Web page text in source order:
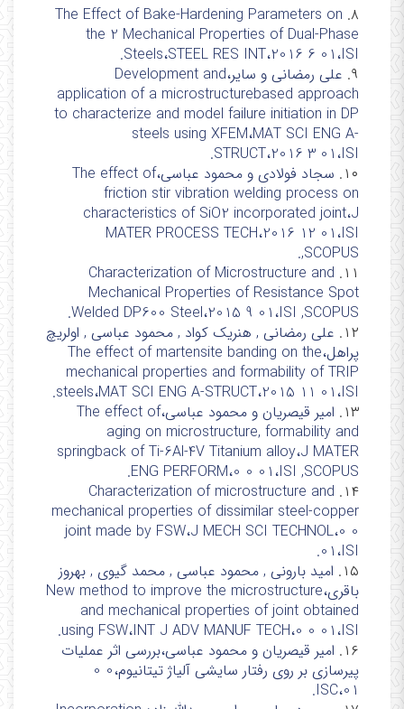
۸. The Effect of Bake-Hardening Parameters on
the 2 Mechanical Properties of Dual-Phase
Steels،STEEL RES INT،2016 6 01،ISI.
۹.
علی رمضانی و سایر،Development and
application of a microstructurebased approach
to characterize and model failure initiation in DP
steels using XFEM،MAT SCI ENG A-
STRUCT،2016 3 01،ISI.
۱۰.
سجاد فولادی و محمود عباسی،The effect of
friction stir vibration welding process on
characteristics of SiO2 incorporated joint،J
MATER PROCESS TECH،2016 12 01،ISI
,SCOPUS.
۱۱. Characterization of Microstructure and
Mechanical Properties of Resistance Spot
Welded DP600 Steel،2015 9 01،ISI ,SCOPUS.
۱۲. علی رمضانی , هنریک کواد , محمود عباسی , اولریچ
پراهل،The effect of martensite banding on the
mechanical properties and formability of TRIP
steels،MAT SCI ENG A-STRUCT،2015 11 01،ISI.
۱۳.
امیر قیصریان و محمود عباسی،The effect of
aging on microstructure, formability and
springback of Ti-6Al-4V Titanium alloy،J MATER
ENG PERFORM،0 0 01،ISI ,SCOPUS.
۱۴. Characterization of microstructure and
mechanical properties of dissimilar steel-copper
joint made by FSW،J MECH SCI TECHNOL،0 0
01،ISI.
۱۵. امید بارونی , محمود عباسی , محمد گیوی , بهروز
باقری،New method to improve the microstructure
and mechanical properties of joint obtained
using FSW،INT J ADV MANUF TECH،0 0 01،ISI.
۱۶. امیر قیصریان و محمود عباسی،بررسی اثر عملیات
پیرسازی بر روی رفتار سایشی آلیاژ تیتانیوم،0 0
01،ISC.